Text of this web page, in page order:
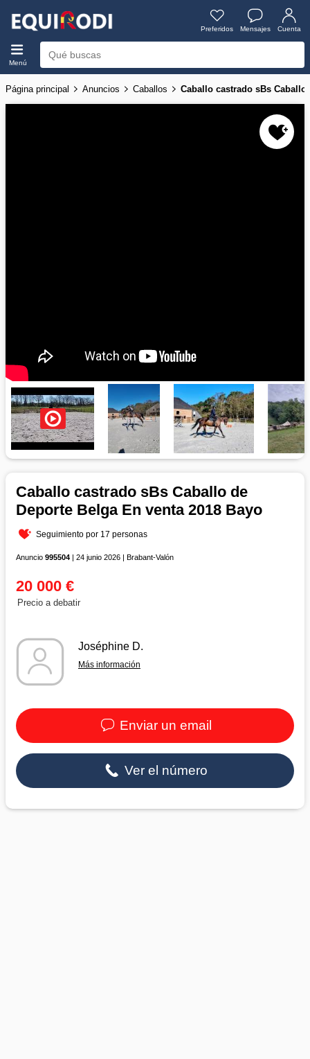
Preferidos Mensajes Cuenta
Menú
Página principal Anuncios Caballos Caballo castrado sBs Caballo
Caballo castrado sBs Caballo de
Deporte Belga En venta 2018 Bayo
Seguimiento por 17 personas
Anuncio 995504 | 24 junio 2026 | Brabant-Valón
20 000 €
Precio a debatir
Joséphine D.
Más información
Enviar un email
Ver el número